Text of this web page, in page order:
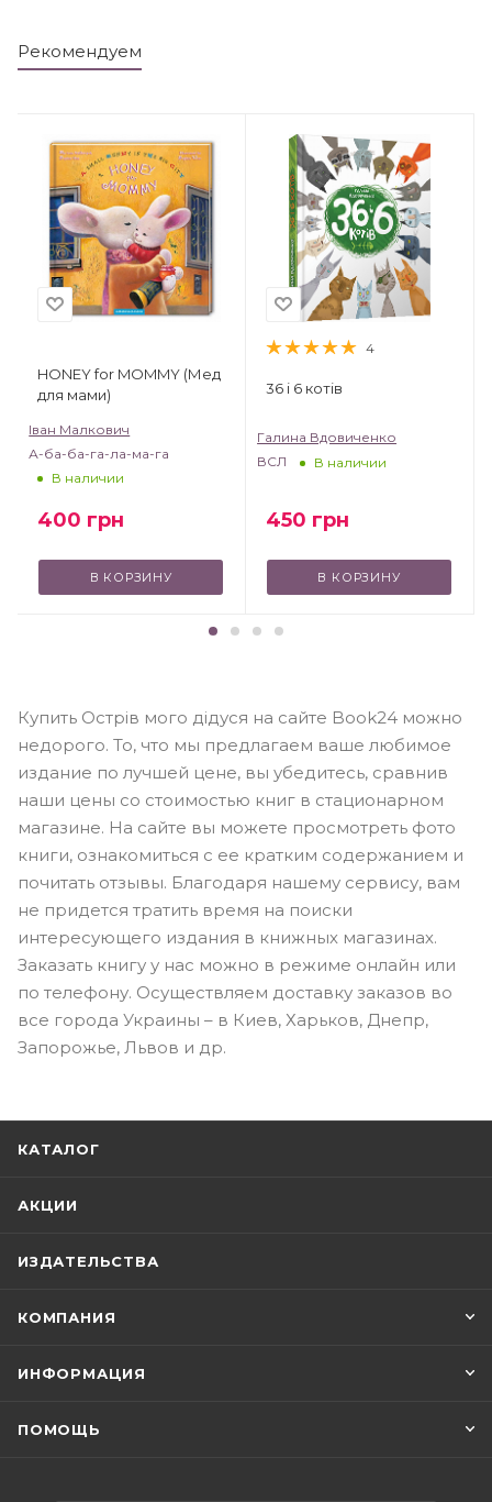
Рекомендуем
HONEY for MOMMY (Мед
для мами)
Іван Малкович
А-ба-ба-га-ла-ма-га
В наличии
400 грн
В КОРЗИНУ
4
36 і 6 котів
Галина Вдовиченко
ВСЛ
В наличии
450 грн
В КОРЗИНУ
Купить Острів мого дідуся на сайте Book24 можно
недорого. То, что мы предлагаем ваше любимое
издание по лучшей цене, вы убедитесь, сравнив
наши цены со стоимостью книг в стационарном
магазине. На сайте вы можете просмотреть фото
книги, ознакомиться с ее кратким содержанием и
почитать отзывы. Благодаря нашему сервису, вам
не придется тратить время на поиски
интересующего издания в книжных магазинах.
Заказать книгу у нас можно в режиме онлайн или
по телефону. Осуществляем доставку заказов во
все города Украины – в Киев, Харьков, Днепр,
Запорожье, Львов и др.
КАТАЛОГ
АКЦИИ
ИЗДАТЕЛЬСТВА
КОМПАНИЯ
ИНФОРМАЦИЯ
ПОМОЩЬ